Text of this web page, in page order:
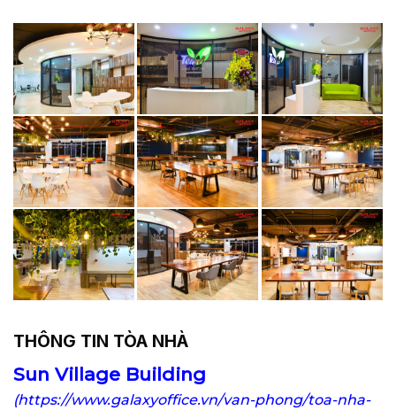
THÔNG TIN TÒA NHÀ
Sun Village Building
(https://www.galaxyoffice.vn/van-phong/toa-nha-